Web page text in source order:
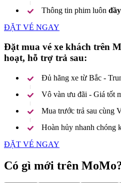
Thông tin phim luôn
ĐẶT VÉ NGAY
Đặt mua vé xe khách trên
hoạt, hỗ trợ trả sau:
Đủ hãng xe từ Bắc -
Vô vàn ưu đãi - Giá tốt
Mua trước trả sau cùng
Hoàn hủy nhanh chóng
ĐẶT VÉ NGAY
Có gì mới trên